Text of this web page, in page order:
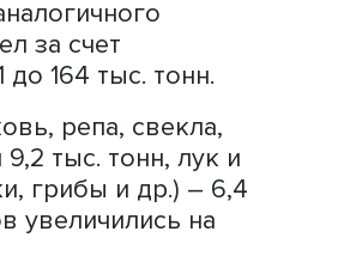
кисломолочной
25,2 тыс. тонн
17,7 тыс. тонн молока
более 10,4
тыс. голов. Вывоз
Так, на 27,4%